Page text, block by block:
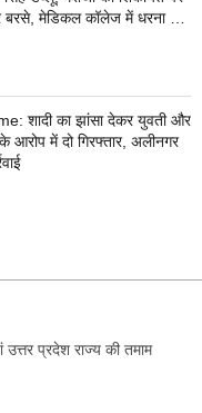
बरसे, मेडिकल कॉलेज में धरना देने
शादी का झांसा देकर युवती और
के आरोप में दो गिरफ्तार, अलीनगर
प्रदेश राज्य की तमाम